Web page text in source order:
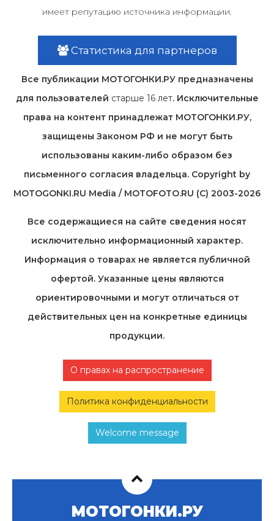
имеет репутацию источника информации.
Статистика для партнеров
Все публикации МОТОГОНКИ.РУ предназначены
для пользователей старше 16 лет. Исключительные
права на контент принадлежат МОТОГОНКИ.РУ,
защищены Законом РФ и не могут быть
использованы каким-либо образом без
письменного согласия владельца. Copyright by
MOTOGONKI.RU Media / MOTOFOTO.RU (C) 2003-2026
Все содержащиеся на cайте сведения носят
исключительно информационный характер.
Информация о товарах не является публичной
офертой. Указанные цены являются
ориентировочными и могут отличаться от
действительных цен на конкретные единицы
продукции.
О правах на распространение
Политика конфиденциальности
Welcome message
МОТОГОНКИ.РУ